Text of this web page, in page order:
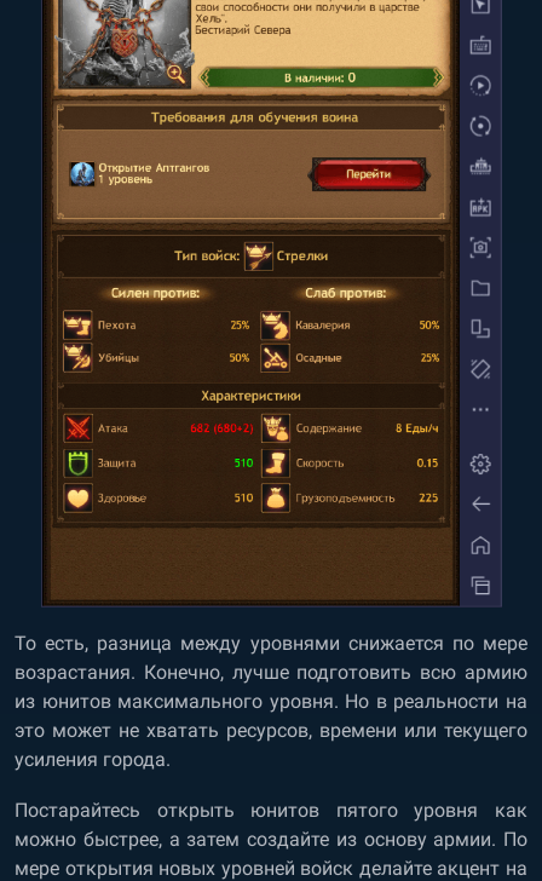
То есть, разница между уровнями снижается по мере
возрастания. Конечно, лучше подготовить всю армию
из юнитов максимального уровня. Но в реальности на
это может не хватать ресурсов, времени или текущего
усиления города.
Постарайтесь открыть юнитов пятого уровня как
можно быстрее, а затем создайте из основу армии. По
мере открытия новых уровней войск делайте акцент на